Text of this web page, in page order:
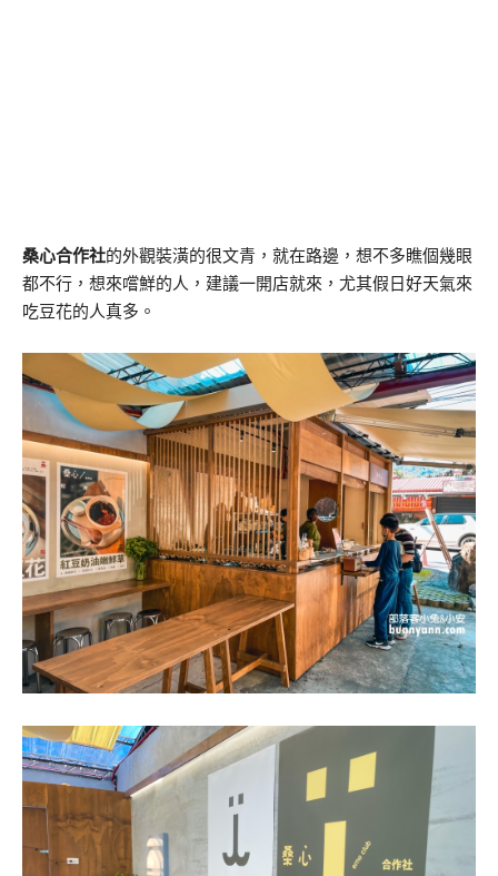
桑心合作社的外觀裝潢的很文青，就在路邊，想不多瞧個幾眼
都不行，想來嚐鮮的人，建議一開店就來，尤其假日好天氣來
吃豆花的人真多。